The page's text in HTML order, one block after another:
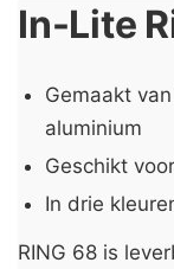
In-Lite
Gemaakt
aluminium
Geschikt
In drie
RING 68 is